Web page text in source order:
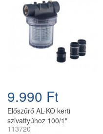
9.990 Ft
Előszűrő AL-KO kerti
szivattyúhoz 100/1"
113720